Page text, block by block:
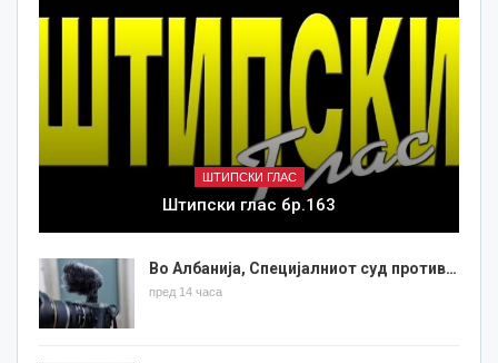
ШТИПСКИ ГЛАС
Штипски глас бр.163
Во Албанија, Специјалниот суд против…
пред 14 часа